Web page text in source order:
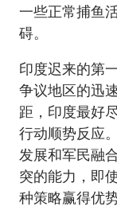
一些正常捕鱼
碍。
印度迟来的第
争议地区的迅
距，印度最好
行动顺势反应
发展和军民融
突的能力，即
种策略赢得优势